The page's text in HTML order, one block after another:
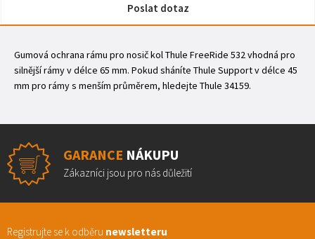
Poslat dotaz
Gumová ochrana rámu pro nosič kol Thule FreeRide 532 vhodná pro
silnější rámy v délce 65 mm. Pokud sháníte Thule Support v délce 45
mm pro rámy s menším průměrem, hledejte Thule 34159.
GARANCE NÁKUPU
Zákazníci jsou pro nás důležití
Registrujte se k odběru newsletteru